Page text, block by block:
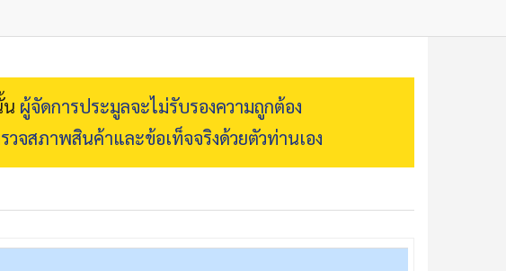
น ผู้จัดการประมูลจะไม่รับรองความถูกต้อง
สภาพสินค้าและข้อเท็จจริงด้วยตัวท่านเอง